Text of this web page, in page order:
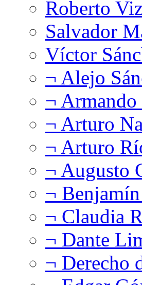
Roberto
Salvador
Víctor
¬ Alejo
¬ Armando
¬ Arturo
¬ Arturo
¬ Augusto
¬
¬ Claudia
¬ Dante
¬ Derecho